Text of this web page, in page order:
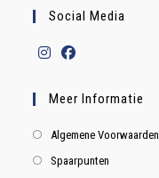
Social Media
Meer Informatie
Algemene Voorwaarden
Spaarpunten